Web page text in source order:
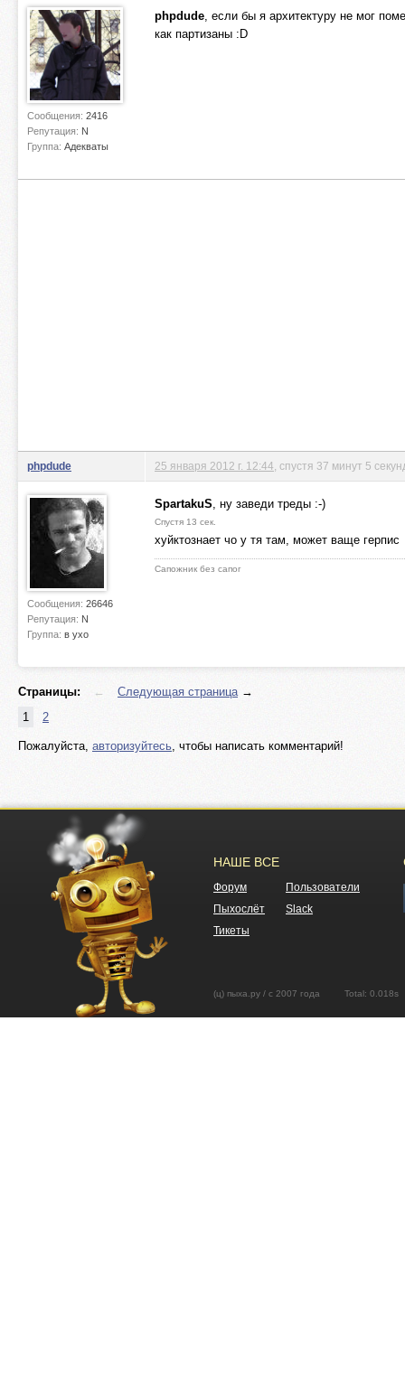
Сообщения: 2416
Репутация: N
Группа: Адекваты
phpdude, если бы я архитектуру не мог
как партизаны :D
phpdude
Сообщения: 26646
Репутация: N
Группа: в ухо
25 января 2012 г. 12:44 , спустя 37 минут 5
SpartakuS, ну заведи треды :-)
Спустя 13 сек.
хуйктознает чо у тя там, может ваще герпис
Сапожник без сапог
Страницы: ← Следующая страница→
1
2
Пожалуйста, авторизуйтесь, чтобы написать комментарий!
НАШЕ ВСЕ
Форум
Пользователи
Пыхослёт
Slack
Тикеты
(ц) пыха.ру / с 2007 года Total: